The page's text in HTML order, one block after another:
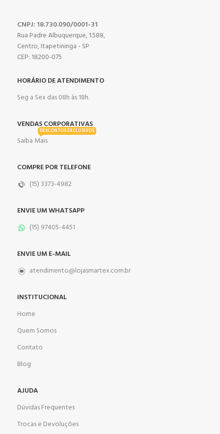
CNPJ: 18.730.090/0001-31
Rua Padre Albuquerque, 1.588,
Centro, Itapetininga - SP
CEP: 18200-075
HORÁRIO DE ATENDIMENTO
Seg a Sex das 08h às 18h.
VENDAS CORPORATIVAS
Saiba Mais
DESCONTOS EXCLUSIVOS
COMPRE POR TELEFONE
(15) 3373-4982
ENVIE UM WHATSAPP
(15) 97405-4451
ENVIE UM E-MAIL
atendimento@lojasmartex.com.br
INSTITUCIONAL
Home
Quem Somos
Contato
Blog
AJUDA
Dúvidas Frequentes
Trocas e Devoluções